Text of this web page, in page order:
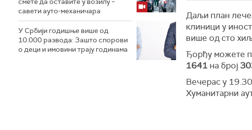
савети ауто-механичара
У Србији годишње више од
10.000 развода: Зашто спорови
о деци и имовини трају годинама
Даљи план
клиници у
више од сто
Ђорђу можете
1641 на број
Вечерас у
Хуманитарни